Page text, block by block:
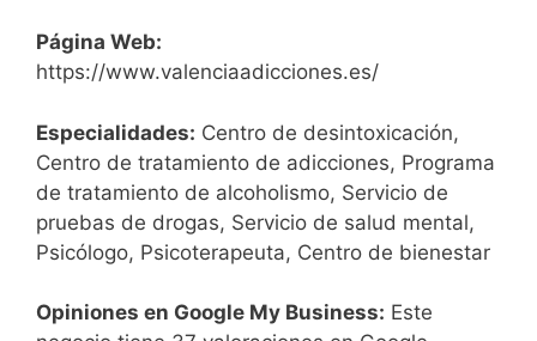
Página Web:
https://www.valenciaadicciones.es/
Especialidades: Centro de desintoxicación,
Centro de tratamiento de adicciones, Programa
de tratamiento de alcoholismo, Servicio de
pruebas de drogas, Servicio de salud mental,
Psicólogo, Psicoterapeuta, Centro de bienestar
Opiniones en Google My Business: Este